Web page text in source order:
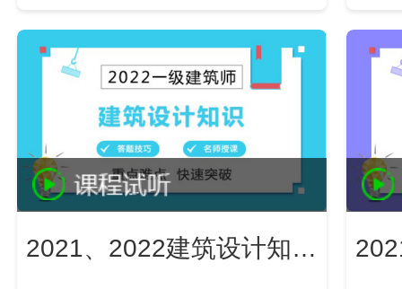
2021、2022建筑设计知识（新）